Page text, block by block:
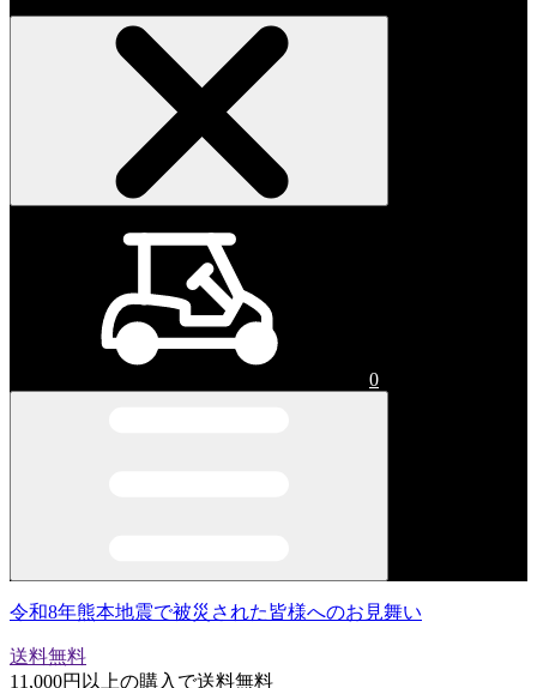
0
令和8年熊本地震で被災された皆様へのお見舞い
送料無料
11,000円以上の購入で送料無料